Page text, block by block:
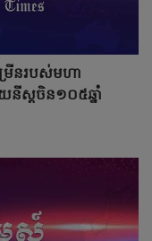
ើនរបស់មហា
ស្តចិន១០៥ឆ្នាំ